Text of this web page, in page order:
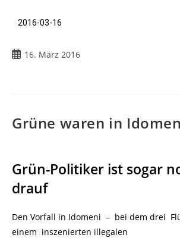
2016-03-16
16. März 2016
Grüne waren in
Grün-Politiker ist sogar
drauf
Den Vorfall in Idomeni – bei dem drei
einem inszenierten illegalen